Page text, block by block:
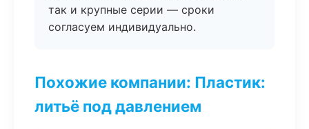
так и крупные серии — сроки
согласуем индивидуально.
Похожие компании: Пластик:
литьё под давлением